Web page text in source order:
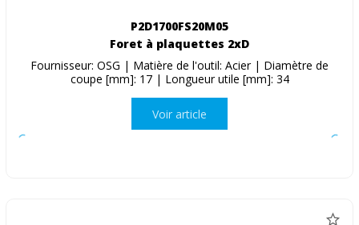
P2D1700FS20M05
Foret à plaquettes 2xD
Fournisseur: OSG | Matière de l'outil: Acier | Diamètre de
coupe [mm]: 17 | Longueur utile [mm]: 34
Voir article